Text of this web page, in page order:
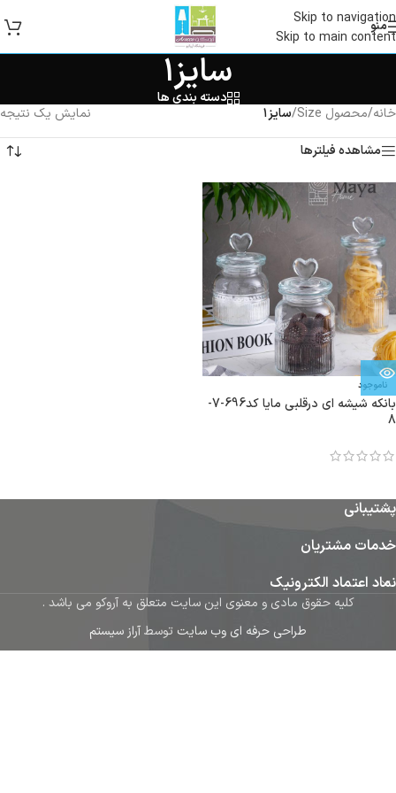
Skip to navigation
Skip to main content
منو
سایز۱
دسته بندی ها
خانه/محصول Size /سایز۱
نمایش یک نتیجه
مشاهده فیلترها
ناموجود
بانکه شیشه ای درقلبی مایا کد696-7-
8
پشتیبانی
خدمات مشتریان
نماد اعتماد الکترونیک
کلیه حقوق مادی و معنوی این سایت متعلق به آروکو می باشد .
طراحی حرفه ای وب سایت توسطآراز سیستم